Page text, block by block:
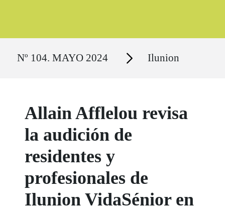
Nº 104. MAYO 2024 Secciones Ilunion
Allain Afflelou revisa
la audición de
residentes y
profesionales de
Ilunion VidaSénior en